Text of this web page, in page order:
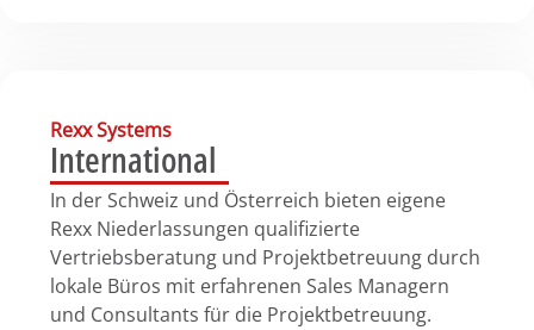
Rexx Systems
International
In der Schweiz und Österreich bieten eigene
Rexx Niederlassungen qualifizierte
Vertriebsberatung und Projektbetreuung durch
lokale Büros mit erfahrenen Sales Managern
und Consultants für die Projektbetreuung.